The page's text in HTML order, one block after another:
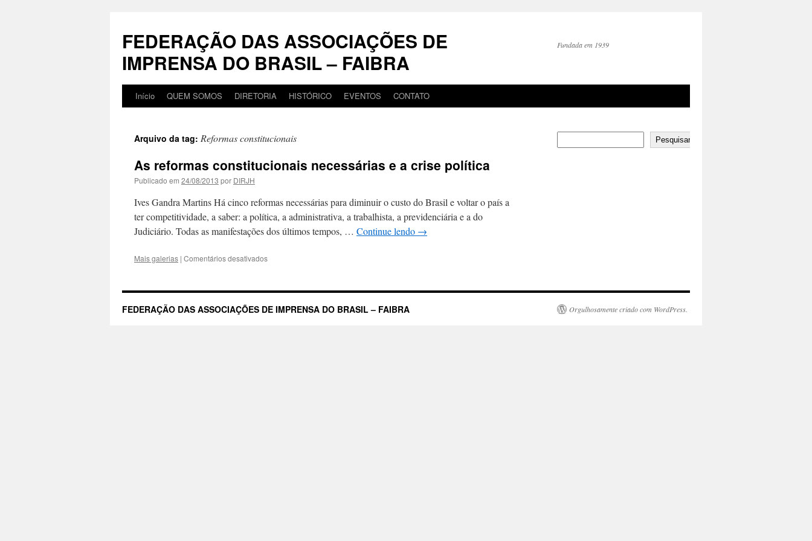
conteúdo
FEDERAÇÃO DAS ASSOCIAÇÕES DE
IMPRENSA DO BRASIL – FAIBRA
Fundada em 1939
Início QUEM SOMOS DIRETORIA HISTÓRICO EVENTOS CONTATO
Arquivo da tag: Reformas constitucionais
As reformas constitucionais necessárias e a crise política
Publicado em 24/08/2013 por DIRJH
Ives Gandra Martins Há cinco reformas necessárias para diminuir o custo do Brasil e voltar o país a
ter competitividade, a saber: a política, a administrativa, a trabalhista, a previdenciária e a do
Judiciário. Todas as manifestações dos últimos tempos, … Continue lendo →
Mais galerias | Comentários desativadosem
constitucionais
e
Pesquisar
FEDERAÇÃO DAS ASSOCIAÇÕES DE IMPRENSA DO BRASIL – FAIBRA Orgulhosamente criado com WordPress.